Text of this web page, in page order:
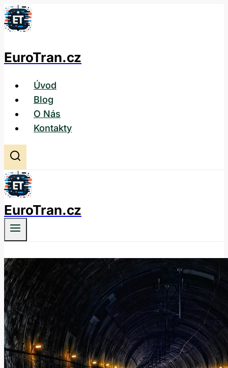
Přeskočit
na
EuroTran.cz
Úvod
Blog
O Nás
Kontakty
EuroTran.cz